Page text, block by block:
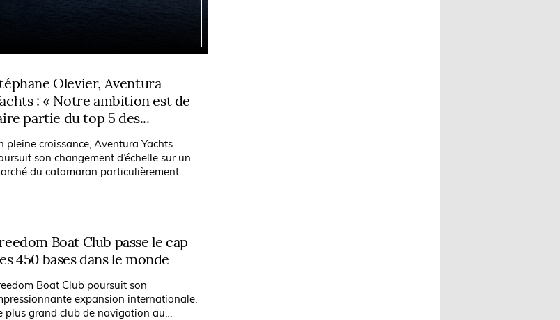
Olevier, Aventura
: « Notre ambition est de
partie du top 5 des...
pleine croissance, Aventura Yachts
son changement d’échelle sur un
du catamaran particulièrement
Boat Club passe le cap
450 bases dans le monde
Boat Club poursuit son
expansion internationale.
plus grand club de navigation au